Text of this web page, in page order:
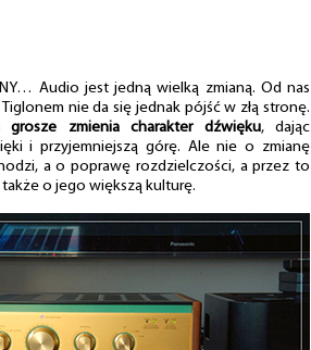
Audio jest jedną wielką zmianą. Od nas
nie da się jednak pójść w złą stronę.
grosze zmienia charakter dźwięku, dając
i przyjemniejszą górę. Ale nie o zmianę
a o poprawę rozdzielczości, a przez to
o jego większą kulturę.